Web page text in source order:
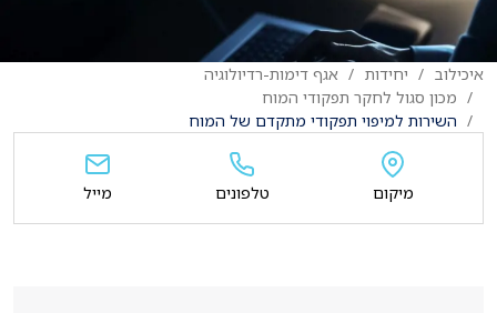
איכילוב יחידות
אגף דימות-רדיולוגיה
מכון סגול לחקר תפקודי המוח
השירות למיפוי תפקודי מתקדם של המוח
מיקום טלפונים מייל